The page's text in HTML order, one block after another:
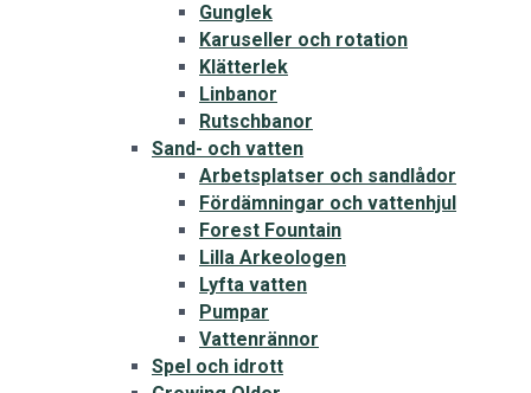
Gunglek
Karuseller och rotation
Klätterlek
Linbanor
Rutschbanor
Sand- och vatten
Arbetsplatser och sandlådor
Fördämningar och vattenhjul
Forest Fountain
Lilla Arkeologen
Lyfta vatten
Pumpar
Vattenrännor
Spel och idrott